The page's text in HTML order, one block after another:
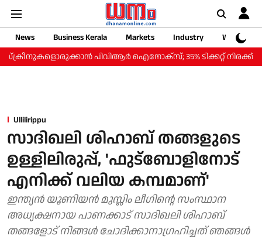
News Business Kerala Markets Industry
Web
പിവിആര്‍ ഐനോക്‌സ്; 35% ടിക്കറ്റ് നിരക്ക്
Ullilirippu
സാദിഖലി ശിഹാബ് തങ്ങളുടെ
ഉള്ളിലിരുപ്പ്, 'ഫുട്‌ബോളിനോട്
എനിക്ക് വലിയ കമ്പമാണ്'
ഇന്ത്യന്‍ യൂണിയന്‍ മുസ്ലിം ലീഗിന്റെ സംസ്ഥാന
അധ്യക്ഷനായ പാണക്കാട് സാദിഖലി ശിഹാബ്
തങ്ങളോട് നിങ്ങൾ ചോദിക്കാനാ​ഗ്രഹിച്ചത് ഞങ്ങൾ